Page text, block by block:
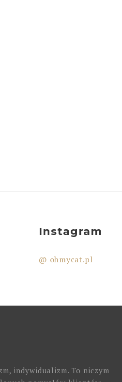
Instagram
@ ohmycat.pl
indywidualizm. To niczym